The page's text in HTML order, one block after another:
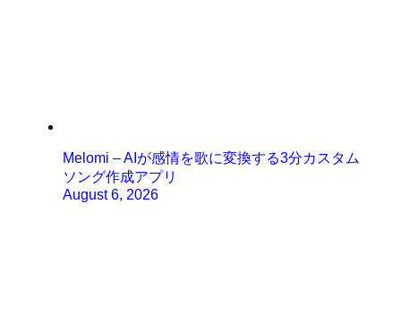
Melomi – AIが感情を歌に変換する3分カスタム
ソング作成アプリ
August 6, 2026